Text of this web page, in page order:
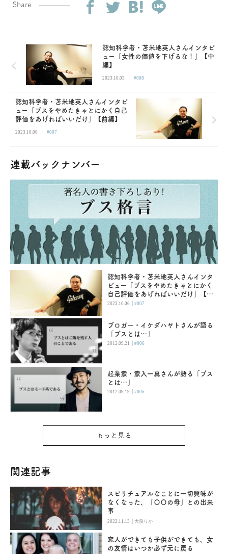
Share
認知科学者・苫米地英人さんインタビ
ュー「女性の価値を下げるな！」【中
編】
2023.10.03 | #008
認知科学者・苫米地英人さんインタビ
ュー「ブスをやめたきゃとにかく自己
評価をあげればいいだけ」【前編】
2023.10.06 | #007
連載バックナンバー
認知科学者・苫米地英人さんインタ
ビュー「ブスをやめたきゃとにかく
自己評価をあげればいいだけ」【前
編】
2023.10.06 |#007
ブロガー・イケダハヤトさんが語る
「ブスとは…」
2012.09.21 |#006
起業家・家入一真さんが語る「ブス
とは…」
2012.09.19 |#005
もっと見る
関連記事
スピリチュアルなことに一切興味が
なくなった、「〇〇の母」との出来
事
2022.11.13 |大泉りか
恋人ができても子供ができても、女
の友情はいつか必ず元に戻る